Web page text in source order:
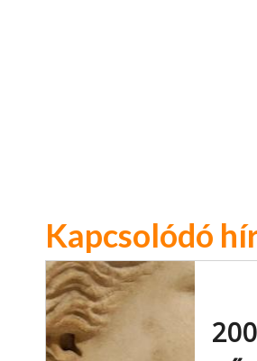
Kapcsolódó